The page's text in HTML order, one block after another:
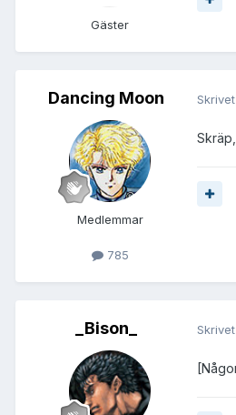
Gäster
Dancing Moon
Medlemmar
785
Skrivet
_Bison_ Skrivet